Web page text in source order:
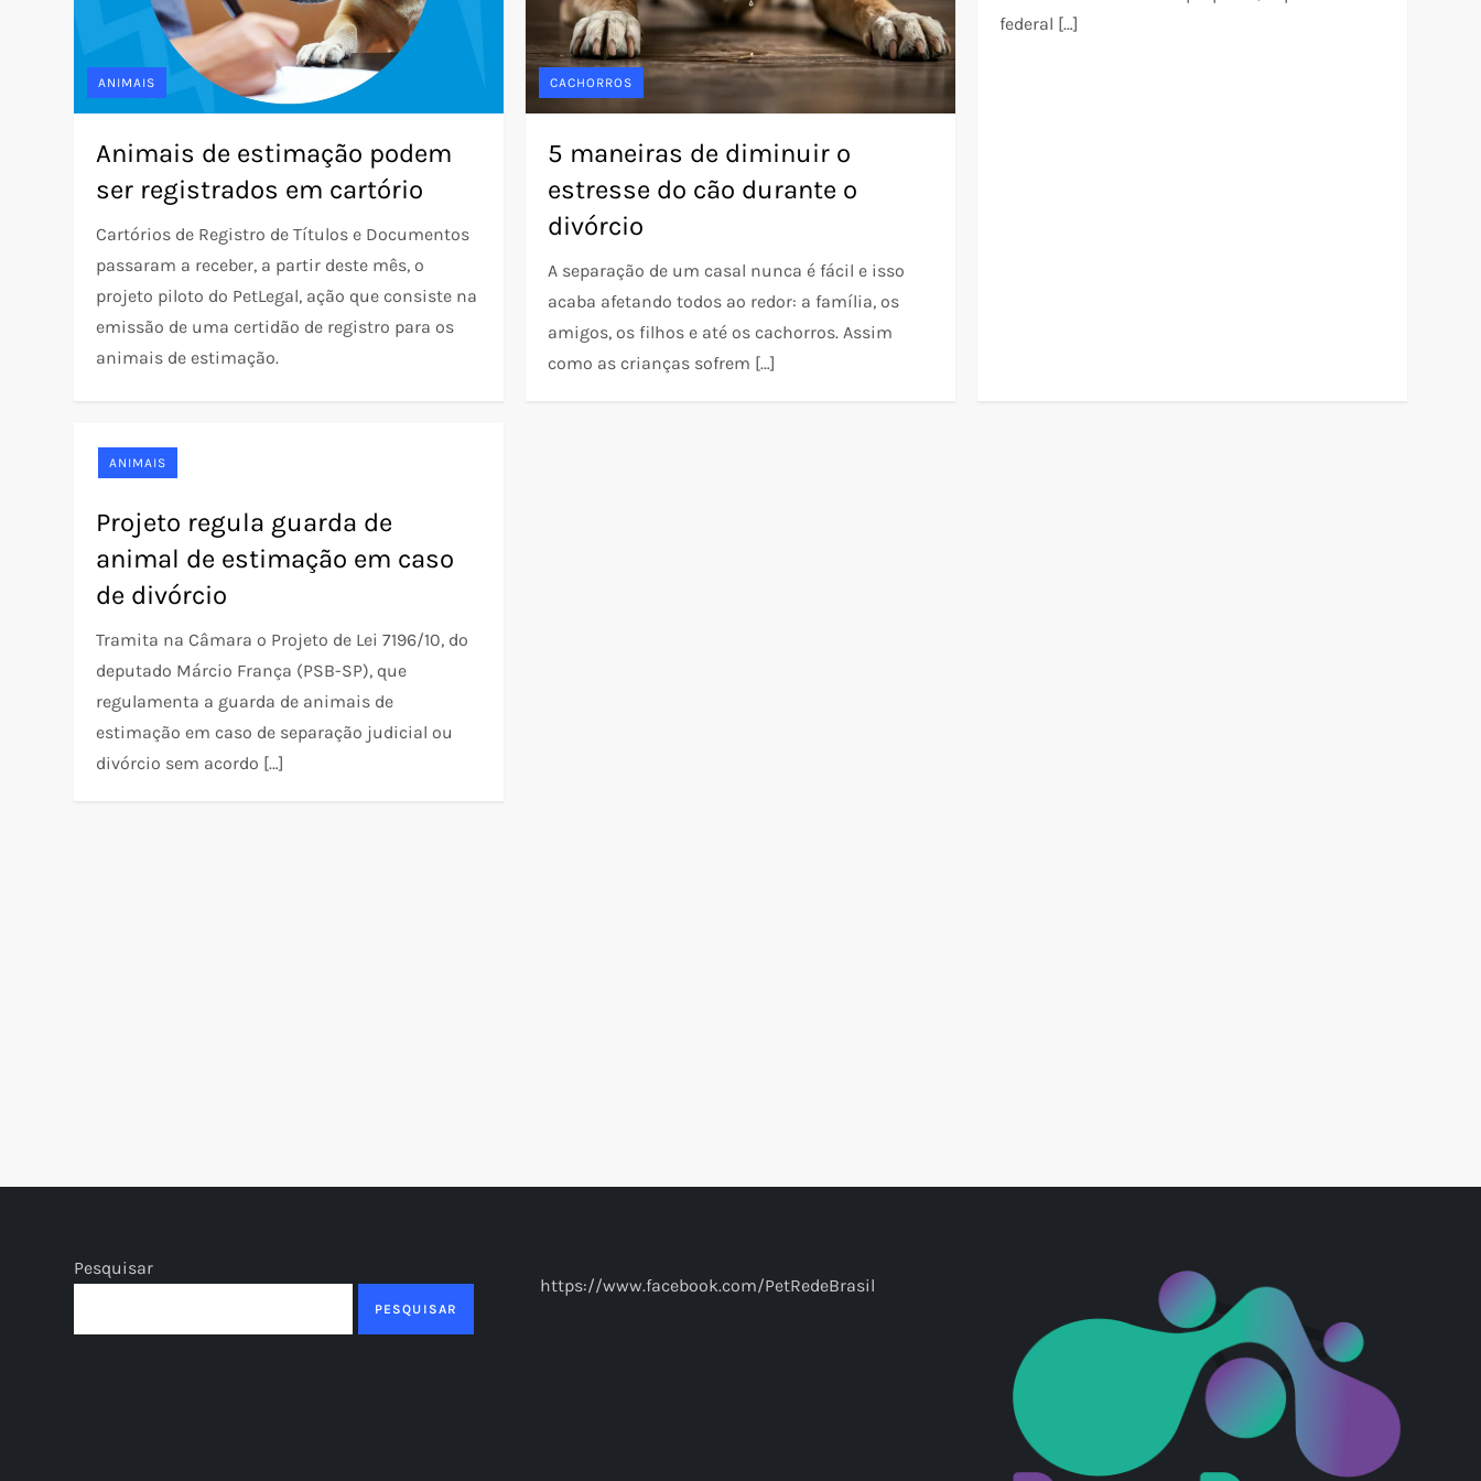
ANIMAIS
Animais de estimação podem
ser registrados em cartório
Cartórios de Registro de Títulos e Documentos
passaram a receber, a partir deste mês, o
projeto piloto do PetLegal, ação que consiste na
emissão de uma certidão de registro para os
animais de estimação.
CACHORROS
5 maneiras de diminuir o
estresse do cão durante o
divórcio
A separação de um casal nunca é fácil e isso
acaba afetando todos ao redor: a família, os
amigos, os filhos e até os cachorros. Assim
como as crianças sofrem […]
federal […]
ANIMAIS
Projeto regula guarda de
animal de estimação em caso
de divórcio
Tramita na Câmara o Projeto de Lei 7196/10, do
deputado Márcio França (PSB-SP), que
regulamenta a guarda de animais de
estimação em caso de separação judicial ou
divórcio sem acordo […]
Pesquisar
PESQUISAR
https://www.facebook.com/PetRedeBrasil